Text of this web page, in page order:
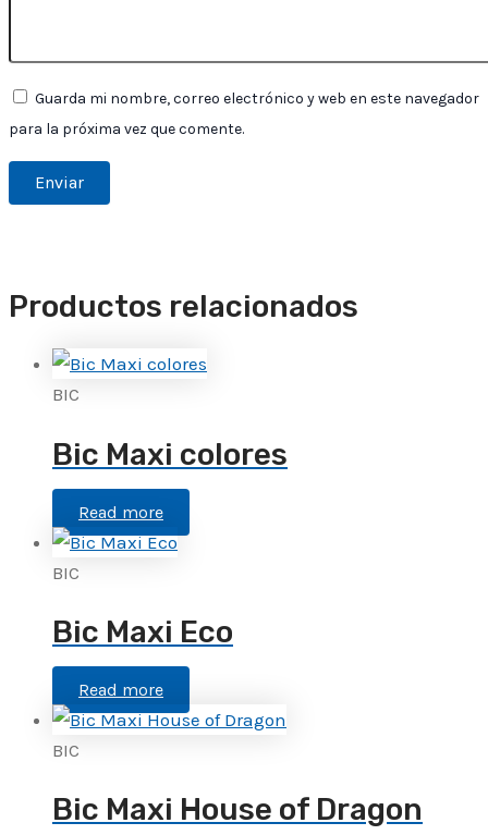
Guarda mi nombre, correo electrónico y web en este navegador
para la próxima vez que comente.
Productos relacionados
BIC
Bic Maxi colores
Read more
BIC
Bic Maxi Eco
Read more
BIC
Bic Maxi House of Dragon